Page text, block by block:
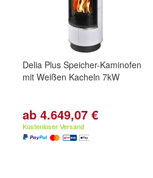
Delia Plus Speicher-Kaminofen
mit Weißen Kacheln 7kW
ab 4.649,07 €
Kostenloser Versand